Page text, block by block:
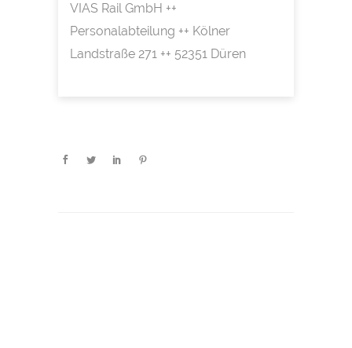
VIAS Rail GmbH ++
Personalabteilung ++ Kölner
Landstraße 271 ++ 52351 Düren